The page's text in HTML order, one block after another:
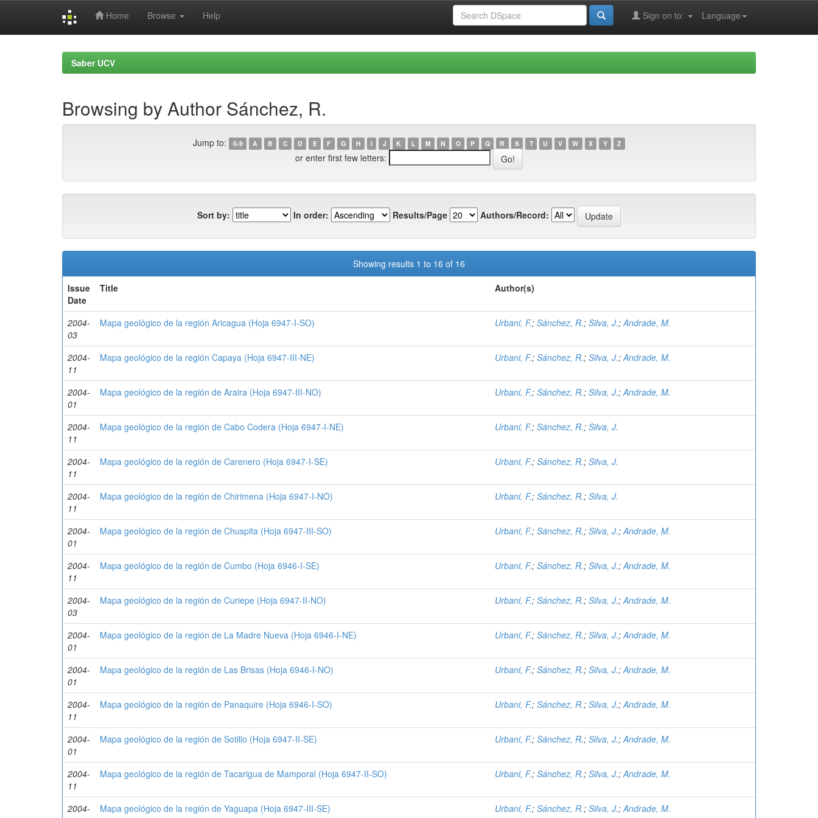
Home Browse Help Language
Sign on to:
Saber UCV
Browsing by Author Sánchez, R.
Jump to: 0-9 A B C D E F G H I J K L M N O P Q R S T U V W X Y Z
or enter first few letters:
Sort by: In order: Results/Page Authors/Record:
Showing results 1 to 16 of 16
Issue
Date
Title Author(s)
2004-
03
Mapa geológico de la región Aricagua (Hoja 6947-I-SO) Urbani, F.; Sánchez, R.; Silva, J.;Andrade, M.
2004-
11
Mapa geológico de la región Capaya (Hoja 6947-III-NE) Urbani, F.; Sánchez, R.; Silva, J.;Andrade, M.
2004-
01
Mapa geológico de la región de Araira (Hoja 6947-III-NO) Urbani, F.; Sánchez, R.; Silva, J.;Andrade, M.
2004-
11
Mapa geológico de la región de Cabo Codera (Hoja 6947-I-NE) Urbani, F.; Sánchez, R.; Silva, J.
2004-
11
Mapa geológico de la región de Carenero (Hoja 6947-I-SE) Urbani, F.; Sánchez, R.; Silva, J.
2004-
11
Mapa geológico de la región de Chirimena (Hoja 6947-I-NO) Urbani, F.; Sánchez, R.; Silva, J.
2004-
01
Mapa geológico de la región de Chuspita (Hoja 6947-III-SO) Urbani, F.; Sánchez, R.; Silva, J.;Andrade, M.
2004-
11
Mapa geológico de la región de Cumbo (Hoja 6946-I-SE) Urbani, F.; Sánchez, R.; Silva, J.;Andrade, M.
2004-
03
Mapa geológico de la región de Curiepe (Hoja 6947-II-NO) Urbani, F.; Sánchez, R.; Silva, J.;Andrade, M.
2004-
01
Mapa geológico de la región de La Madre Nueva (Hoja 6946-I-NE) Urbani, F.; Sánchez, R.; Silva, J.;Andrade, M.
2004-
01
Mapa geológico de la región de Las Brisas (Hoja 6946-I-NO) Urbani, F.; Sánchez, R.; Silva, J.;Andrade, M.
2004-
11
Mapa geológico de la región de Panaquire (Hoja 6946-I-SO) Urbani, F.; Sánchez, R.; Silva, J.;Andrade, M.
2004-
01
Mapa geológico de la región de Sotillo (Hoja 6947-II-SE) Urbani, F.; Sánchez, R.; Silva, J.;Andrade, M.
2004-
11
Mapa geológico de la región de Tacarigua de Mamporal (Hoja 6947-II-SO) Urbani, F.; Sánchez, R.; Silva, J.;Andrade, M.
2004-
Mapa geológico de la región de Yaguapa (Hoja 6947-III-SE) Urbani, F.; Sánchez, R.; Silva, J.;Andrade, M.